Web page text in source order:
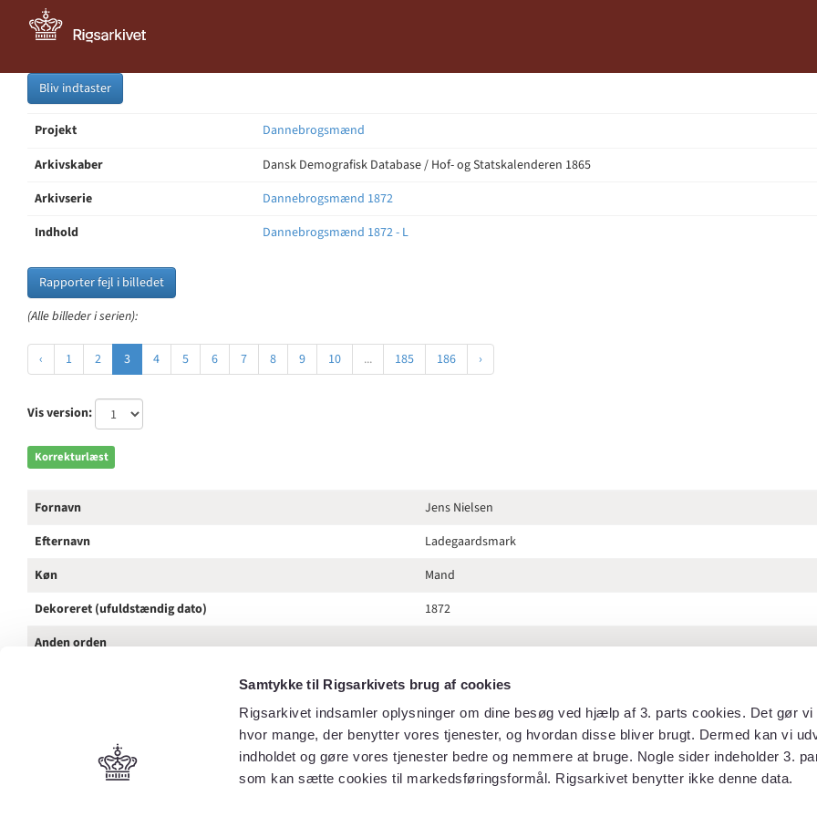
Samtykke til Rigsarkivets brug af cookies
Rigsarkivet indsamler oplysninger om dine besøg ved hjælp af 3. parts cookies. Det gør vi
hvor mange, der benytter vores tjenester, og hvordan disse bliver brugt. Dermed kan vi
indholdet og gøre vores tjenester bedre og nemmere at bruge. Nogle sider indeholder 3.
som kan sætte cookies til markedsføringsformål. Rigsarkivet benytter ikke denne data.
Bliv indtaster
Projekt
Dannebrogsmænd
Arkivskaber
Dansk Demografisk Database / Hof- og Statskalenderen 1865
Arkivserie
Dannebrogsmænd 1872
Indhold
Dannebrogsmænd 1872 - L
Rapporter fejl i billedet
(Alle billeder i serien):
‹ 1 2 3 4 5 6 7 8 9 10 ... 185 186 ›
Vis version:
Korrekturlæst
Fornavn
Jens Nielsen
Efternavn
Ladegaardsmark
Køn
Mand
Dekoreret (ufuldstændig dato)
1872
Anden orden
Hof- og statskalenderen 1872
105